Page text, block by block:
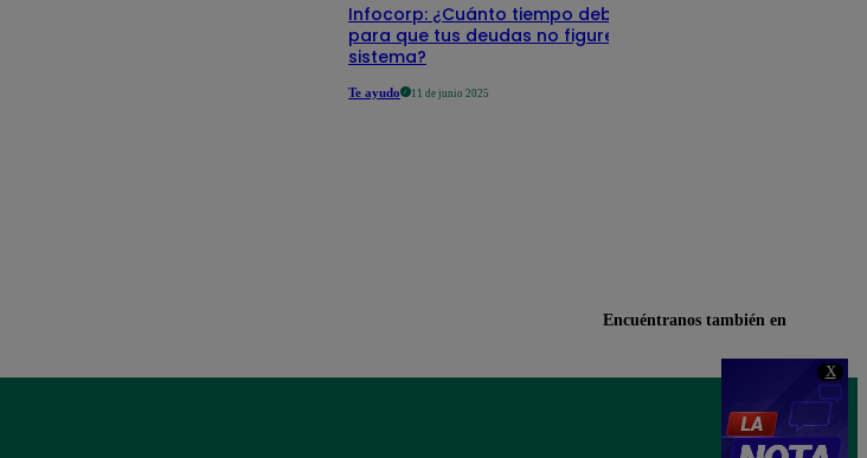
X
Infocorp: ¿Cuánto tiempo debe pasar
para que tus deudas no figuren en su
sistema?
Te ayudo 11 de junio 2025
Encuéntranos también en